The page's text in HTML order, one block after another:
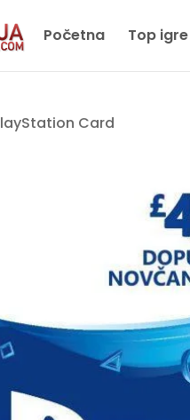
Početna Top igre
Card